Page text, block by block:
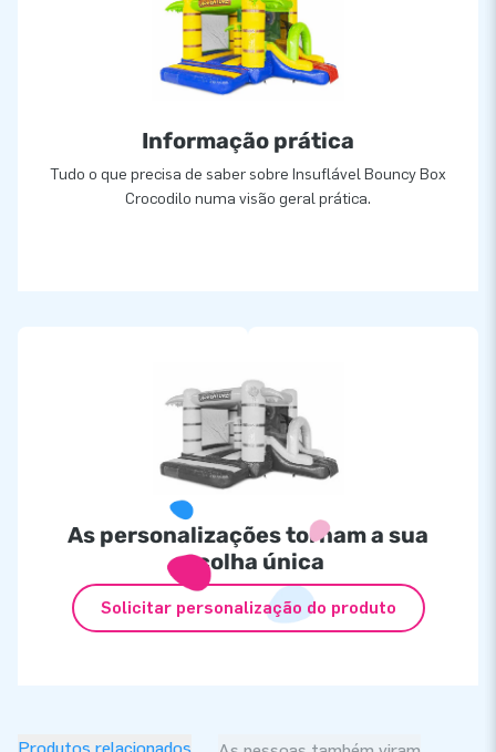
Informação prática
Tudo o que precisa de saber sobre Insuflável Bouncy Box
Crocodilo numa visão geral prática.
As personalizações tornam a sua
escolha única
Solicitar personalização do produto
Produtos relacionados